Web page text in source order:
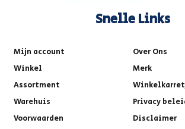
Snelle Links
Mijn account
Over Ons
Winkel
Merk
Assortment
Warehuis
Privacy
Voorwaarden
Disclaimer